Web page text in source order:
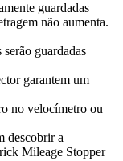
guardadas
não aumenta.
guardadas
garantem um
no velocímetro ou
descobrir a
Mileage Stopper